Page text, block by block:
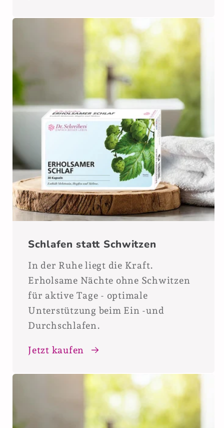
Schlafen statt Schwitzen
In der Ruhe liegt die Kraft.
Erholsame Nächte ohne Schwitzen
für aktive Tage - optimale
Unterstützung beim Ein -und
Durchschlafen.
Jetzt kaufen